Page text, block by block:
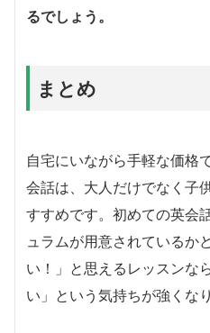
るでしょう。
まとめ
自宅にいながら手軽な価格
会話は、大人だけでなく子
すすめです。初めての英会
ュラムが用意されているか
い！」と思えるレッスンな
い」という気持ちが強くな